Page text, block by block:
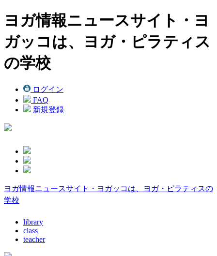
ヨガ情報ニュースサイト・ヨ
ガッコは、ヨガ・ピラティス
の学校
ログイン
FAQ
新規登録
ヨガ情報ニュースサイト・ヨガッコは、ヨガ・ピラティスの
学校
library
class
teacher